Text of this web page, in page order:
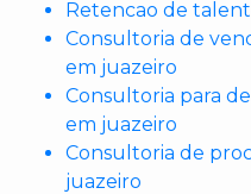
Retencao de
Consultoria de
em juazeiro
Consultoria para
em juazeiro
Consultoria de
juazeiro